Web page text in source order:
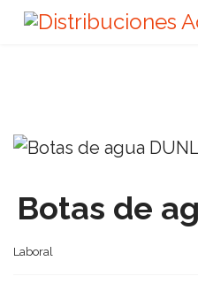
Botas de
Laboral